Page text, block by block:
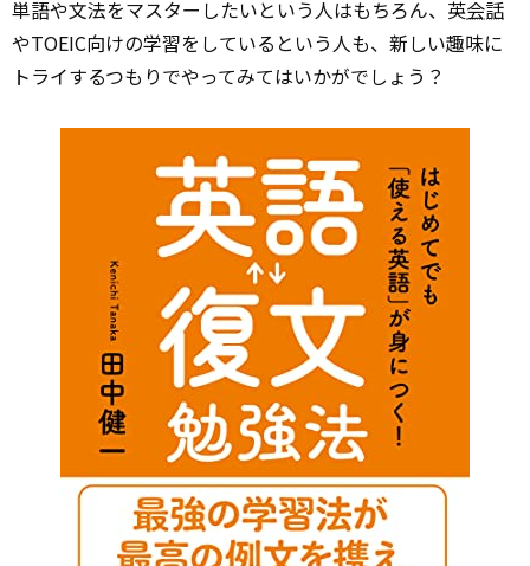
単語や文法をマスターしたいという人はもちろん、英会話
やTOEIC向けの学習をしているという人も、新しい趣味に
トライするつもりでやってみてはいかがでしょう？